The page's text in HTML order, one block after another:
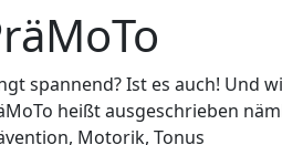
spannend? Ist es auch! Und
heißt ausgeschrieben
Motorik, Tonus